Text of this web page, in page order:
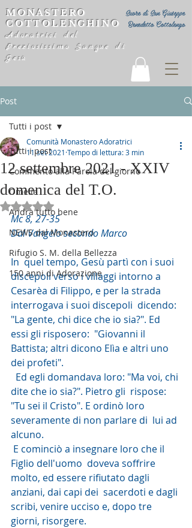
Suore di San Giuseppe
Benedetto Cottolengo
MONASTERO
COTTOLENGHINO
Adoratrici del
Preziosissimo Sangue di
Gesù
Post
Tutti i post
Commento alla Parola del giorno
Omelie
Andrà tutto bene
NEWS dal Monastero
Rifugio S. M. della Bellezza
150 anni di Adorazione
Tutti i post
12 settembre 2021 - XXIV
domenica del T.O.
Comunità Monastero Adoratrici
11 set 2021 Tempo di lettura: 3 min
Valutazione NaN stelle su 5.
Mc 8, 27-35
Dal Vangelo secondo Marco
In  quel tempo, Gesù partì con i suoi
discepoli verso i villaggi intorno a
Cesarèa di Filippo, e per la strada
interrogava i suoi discepoli  dicendo:
"La gente, chi dice che io sia?". Ed
essi gli risposero:  "Giovanni il
Battista; altri dicono Elìa e altri uno
dei profeti".
dite che io sia?". Pietro gli  rispose:
"Tu sei il Cristo". E ordinò loro
severamente di non parlare di  lui ad
alcuno.
Figlio dell'uomo  doveva soffrire
molto, ed essere rifiutato dagli
anziani, dai capi dei  sacerdoti e dagli
scribi, venire ucciso e, dopo tre
giorni, risorgere.